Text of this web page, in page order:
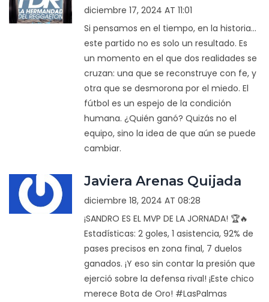
diciembre 17, 2024 AT 11:01
Si pensamos en el tiempo, en la historia...
este partido no es solo un resultado. Es
un momento en el que dos realidades se
cruzan: una que se reconstruye con fe, y
otra que se desmorona por el miedo. El
fútbol es un espejo de la condición
humana. ¿Quién ganó? Quizás no el
equipo, sino la idea de que aún se puede
cambiar.
Javiera Arenas Quijada
diciembre 18, 2024 AT 08:28
¡SANDRO ES EL MVP DE LA JORNADA! 🏆🔥
Estadísticas: 2 goles, 1 asistencia, 92% de
pases precisos en zona final, 7 duelos
ganados. ¡Y eso sin contar la presión que
ejerció sobre la defensa rival! ¡Este chico
merece Bota de Oro! #LasPalmas